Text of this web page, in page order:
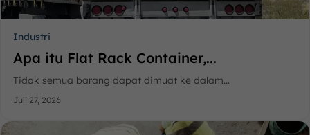
Industri
Apa itu Flat Rack Container,...
Tidak semua barang dapat dimuat ke dalam...
Juli 27, 2026